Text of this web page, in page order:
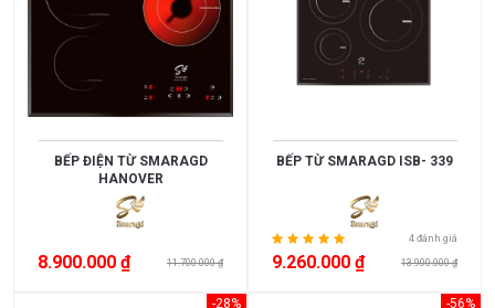
5.000.000
10.000.000
15.000.000
BẾP ĐIỆN TỪ SMARAGD
HANOVER
8.900.000 ₫ 11.700.000 ₫
BẾP TỪ SMARAGD ISB- 339
4 đánh giá
9.260.000 ₫ 13.900.000 ₫
-28% -56%